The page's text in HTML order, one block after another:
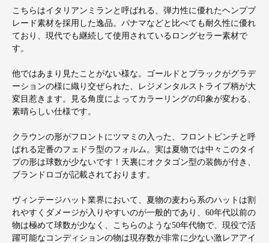
こちらはイタリアンミランと呼ばれる、弾力性に優れたヘンプブ
レード素材を採用した逸品。パナマなどと比べても耐久性に優れ
ており、現代でも継続して使用されているロングセラー素材で
す。
他ではあまり見たことがない様な。ゴールドとブラックがグラデ
ーションの様に織り交ぜられた、レジメンタルストライプ柄が大
変目惹きます。見る角度によってカラーリングの印象が変わる、
素晴らしい仕様です。
クラウンの形がフロントにツマミの入った、フロントピンチと呼
ばれる定番のフェドラ型のフォルム。実は夏物では中々このタイ
プの形は球数が少ないです！天裏にオクタゴン型の装飾が付き、
ブランドロゴが記載されております。
ヴィンテージハット業界において、夏物の麦わら系のハットは割
れやすくダメージが入りやすいのが一般的であり、60年代以前の
物は極めて球数が少なく、こちらのような50年代物で、現役で活
躍可能なコンディションの物は現存数が非常に少ない激レアアイ